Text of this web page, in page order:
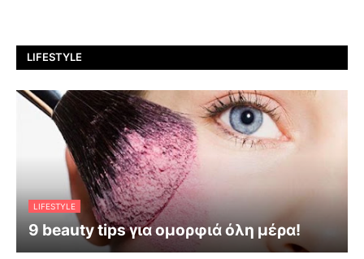
LIFESTYLE
LIFESTYLE
9 beauty tips για ομορφιά όλη μέρα!